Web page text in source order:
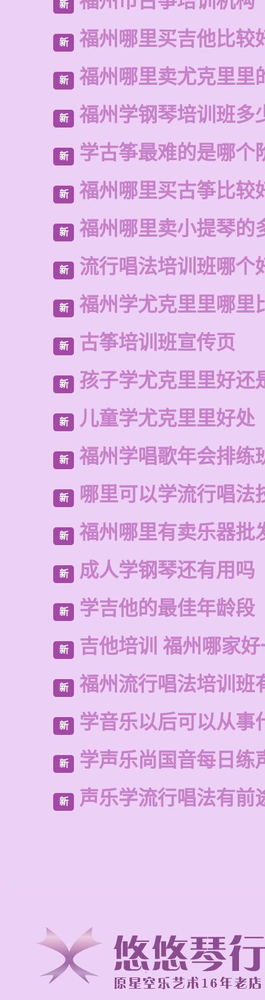
新
新 福州哪里买吉他比较
新 福州哪里卖尤克里里
新 福州学钢琴培训班多
新 学古筝最难的是哪个
新 福州哪里买古筝比较
新 福州哪里卖小提琴的
新 流行唱法培训班哪个
新 福州学尤克里里哪里
新 古筝培训班宣传页
新 孩子学尤克里里好还
新 儿童学尤克里里好处
新 福州学唱歌年会排练
新 哪里可以学流行唱法
新 福州哪里有卖乐器批
新 成人学钢琴还有用吗
新 学吉他的最佳年龄段
新 吉他培训 福州哪家
新 福州流行唱法培训班
新 学音乐以后可以从事
新 学声乐尚国音每日练
新 声乐学流行唱法有前